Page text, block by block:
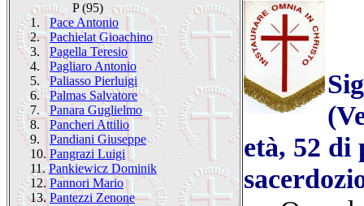
P (95)
1.
Pace Antonio
2.
Pachielat Gioachino
3.
Pagella Teresio
4.
Pagliaro Antonio
5.
Paliasso Pierluigi
6.
Palmas Salvatore
7.
Panara Guglielmo
8.
Pancheri Attilio
9.
Pandiani Giuseppe
10. Pangrazi Luigi
11. Pankiewicz Dominik
12. Pannori Mario
13. Pantezzi Zenone
età, 52 di